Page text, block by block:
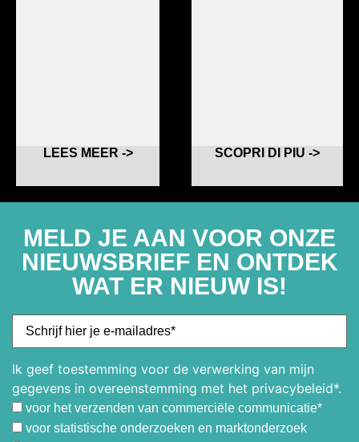
LEES MEER -> SCOPRI DI PIU ->
MELD JE AAN VOOR ONZE
NIEUWSBRIEF EN ONTDEK
WAT ER NIEUW IS!
Ik geef toestemming voor de verwerking van mijn
gegevens in overeenstemming met het privacybeleid*.
voor het verzenden van commerciële communicatie*
voor statistische onderzoeken en marktonderzoek